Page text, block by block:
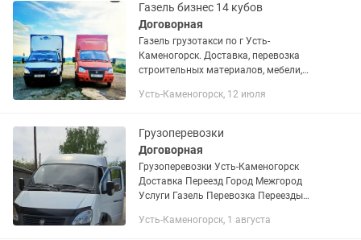
Газель бизнес 14 кубов
Договорная
Газель грузотакси по г Усть-
Каменогорск. Доставка, перевозка
строительных материалов, мебели,
грузчиков, по необходимости есть
Усть-Каменогорск, 12 июля
Грузоперевозки
Договорная
Грузоперевозки Усть-Каменогорск
Доставка Переезд Город Межгород
Услуги Газель Перевозка Переезды
Перевозка мягкой мебели и дивана.
Усть-Каменогорск, 1 августа